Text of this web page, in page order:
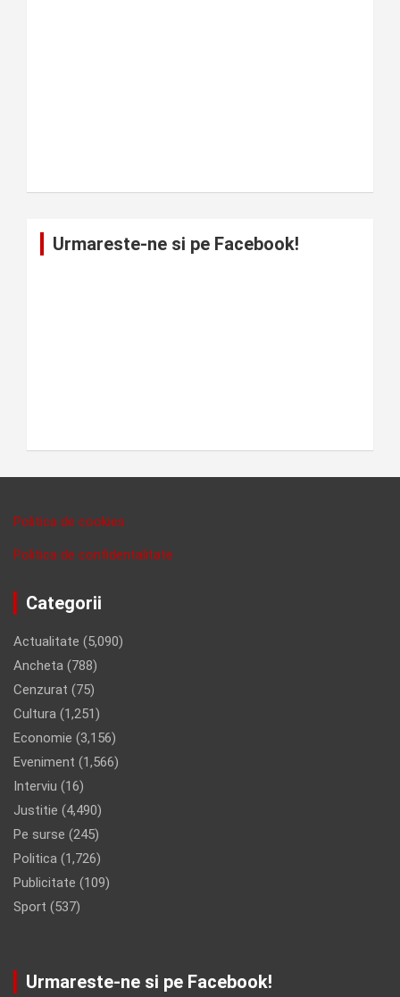
Urmareste-ne si pe Facebook!
Politica de cookies
Politica de confidentalitate
Categorii
Actualitate (5,090)
Ancheta (788)
Cenzurat (75)
Cultura (1,251)
Economie (3,156)
Eveniment (1,566)
Interviu (16)
Justitie (4,490)
Pe surse (245)
Politica (1,726)
Publicitate (109)
Sport (537)
Urmareste-ne si pe Facebook!